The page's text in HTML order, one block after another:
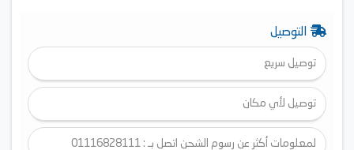
التوصيل
توصيل سريع
توصيل لأي مكان
لمعلومات أكثر عن رسوم الشحن اتصل بـ : 01116828111